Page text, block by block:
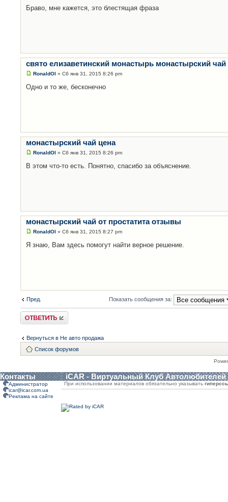
Браво, мне кажется, это блестящая фраза
свято елизаветинский монастырь монастырский чай
RonaldOl » Сб янв 31, 2015 8:26 pm
Одно и то же, бесконечно
монастырский чай цена
RonaldOl » Сб янв 31, 2015 8:26 pm
В этом что-то есть. Понятно, спасибо за объяснение.
монастырский чай от простатита отзывы
RonaldOl » Сб янв 31, 2015 8:27 pm
Я знаю, Вам здесь помогут найти верное решение.
Пред. Показать сообщения за:
Ответить
Вернуться в Не авто продажа
Список форумов
Контакты iCAR - Виртуальный Клуб Автолюбителей
Администратор
icar@icar.com.ua
Реклама на сайте
При использовании материалов обязательно указывать